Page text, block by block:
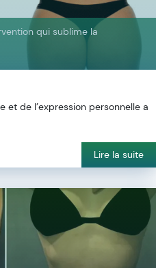
qui sublime la
et de l’expression personnelle a
Lire la suite